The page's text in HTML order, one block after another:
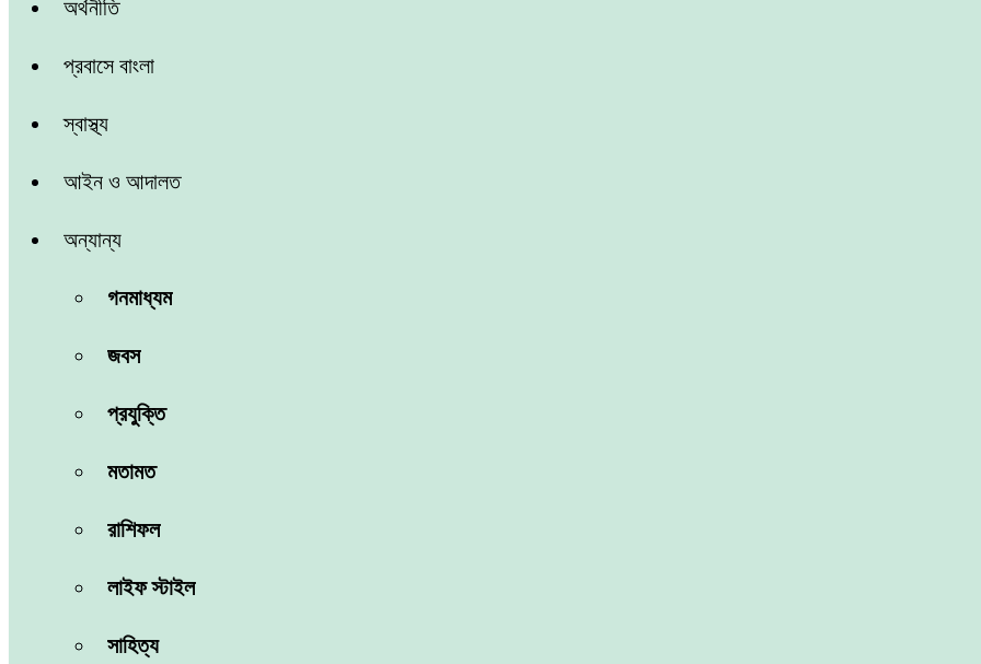
অর্থনীতি
প্রবাসে বাংলা
স্বাস্থ্য
আইন ও আদালত
অন্যান্য
গনমাধ্যম
জবস
প্রযুক্তি
মতামত
রাশিফল
লাইফ স্টাইল
সাহিত্য